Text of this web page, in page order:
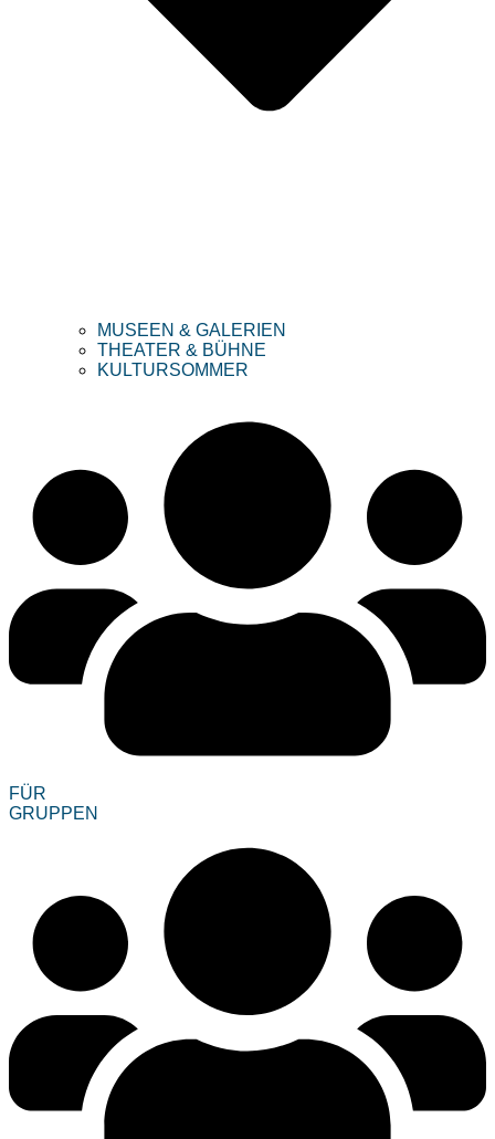
MUSEEN & GALERIEN
THEATER & BÜHNE
KULTURSOMMER
FÜR
GRUPPEN